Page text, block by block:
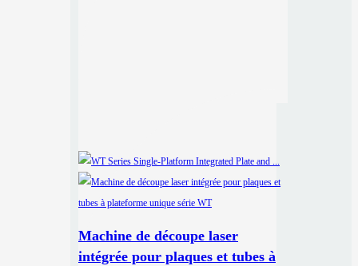
Machine de découpe laser
intégrée pour plaques et tubes à